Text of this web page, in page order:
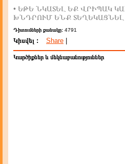
• ԵԹԵ ՆԿԱՏԵԼ ԵՔ ՎՐԻՊԱԿ
ԽՆԴՐՈՒՄ ԵՆՔ ՏԵՂԵԿԱՑՆԵԼ
Դիտումների քանակը: 4791
Կիսվել : Share
Կարծիքներ և մեկնաբանություններ